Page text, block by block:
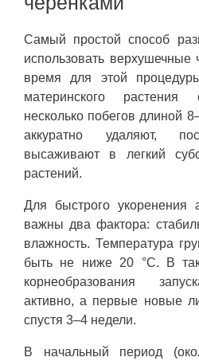
Самый простой способ
использовать верхушечные
время для этой
материнского
несколько побегов длиной
аккуратно удаляют,
высаживают в легкий
растений.
Для быстрого укоренения
важны два фактора:
влажность. Температура
быть не ниже 20 °C. В
корнеобразования
активно, а первые новые
спустя 3–4 недели.
В начальный период